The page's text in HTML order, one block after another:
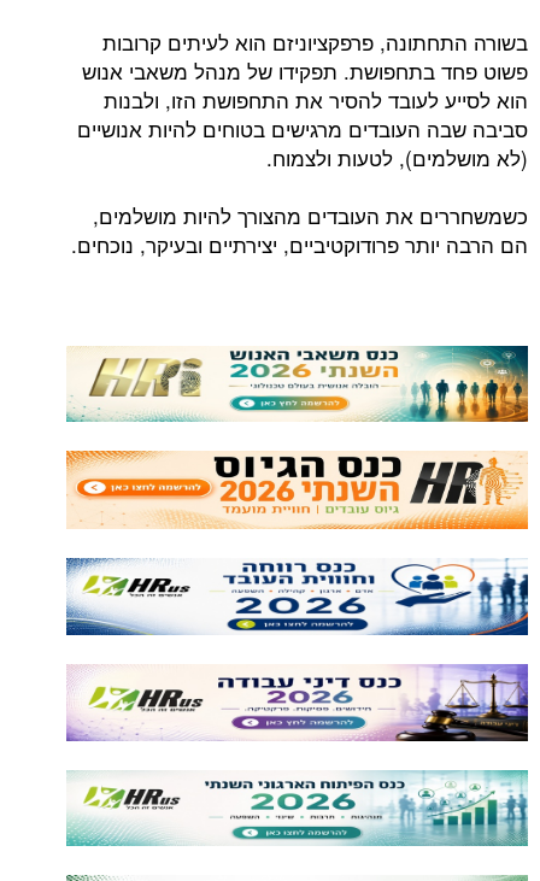
בשורה התחתונה, פרפקציוניזם הוא לעיתים קרובות
פשוט פחד בתחפושת. תפקידו של מנהל משאבי אנוש
הוא לסייע לעובד להסיר את התחפושת הזו, ולבנות
סביבה שבה העובדים מרגישים בטוחים להיות אנושיים
(לא מושלמים), לטעות ולצמוח.
כשמשחררים את העובדים מהצורך להיות מושלמים,
הם הרבה יותר פרודוקטיביים, יצירתיים ובעיקר, נוכחים.